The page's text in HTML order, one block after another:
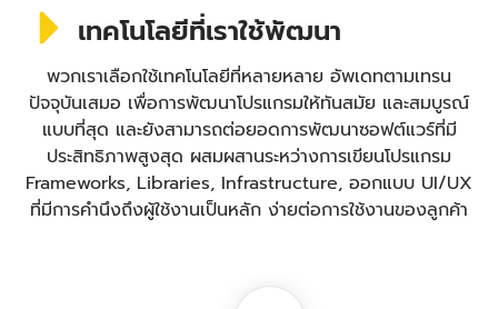
เทคโนโลยีที่เราใช้พัฒนา
พวกเราเลือกใช้เทคโนโลยีที่หลายหลาย อัพเดทตามเทรน
ปัจจุบันเสมอ เพื่อการพัฒนาโปรแกรมให้ทันสมัย และสมบูรณ์
แบบที่สุด และยังสามารถต่อยอดการพัฒนาซอฟต์แวร์ที่มี
ประสิทธิภาพสูงสุด ผสมผสานระหว่างการเขียนโปรแกรม
Frameworks, Libraries, Infrastructure, ออกแบบ UI/UX
ที่มีการคำนึงถึงผู้ใช้งานเป็นหลัก ง่ายต่อการใช้งานของลูกค้า